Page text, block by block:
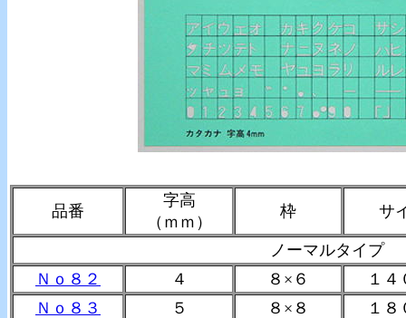
品番
字高
（ｍｍ）
枠 サ
ノーマルタイプ
Ｎｏ８２
４ ８×６
１４
Ｎｏ８３
５ ８×８
１８